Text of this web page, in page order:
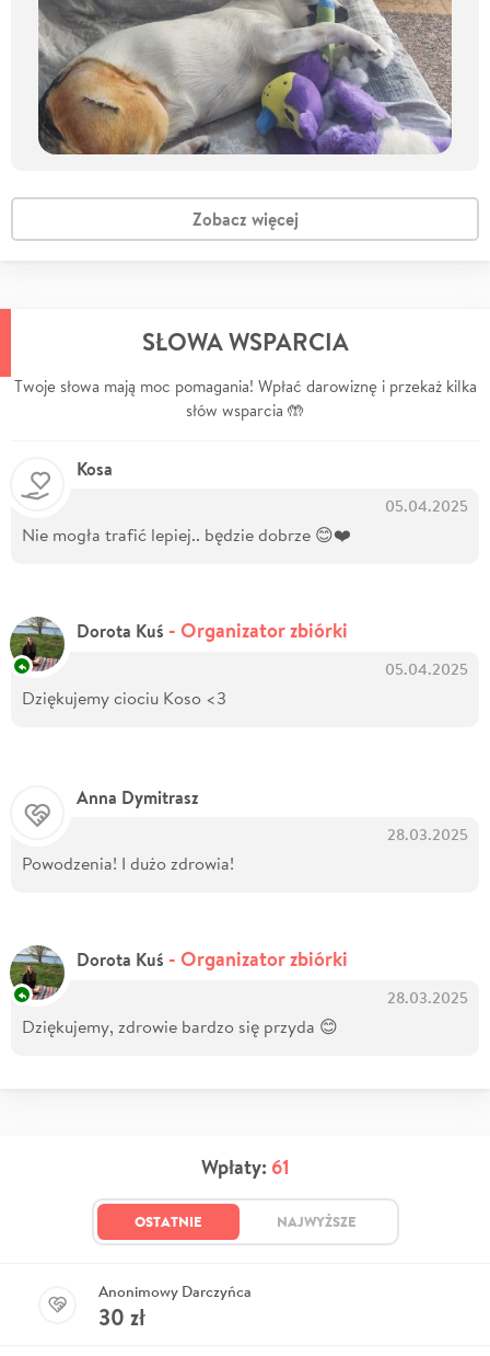
Zobacz więcej
SŁOWA WSPARCIA
Twoje słowa mają moc pomagania! Wpłać darowiznę i przekaż kilka
słów wsparcia 🤲
Kosa
05.04.2025
Nie mogła trafić lepiej.. będzie dobrze 😊❤️
Dorota Kuś - Organizator zbiórki
05.04.2025
Dziękujemy ciociu Koso <3
Anna Dymitrasz
28.03.2025
Powodzenia! I dużo zdrowia!
Dorota Kuś - Organizator zbiórki
28.03.2025
Dziękujemy, zdrowie bardzo się przyda 😊
Wpłaty: 61
OSTATNIE NAJWYŻSZE
Anonimowy Darczyńca
30 zł